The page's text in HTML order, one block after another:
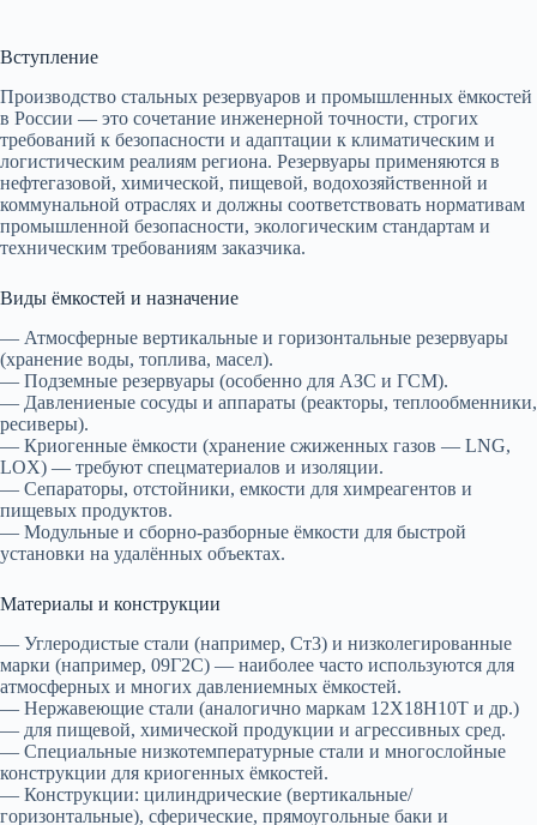
Вступление
Производство стальных резервуаров и промышленных ёмкостей
в России — это сочетание инженерной точности, строгих
требований к безопасности и адаптации к климатическим и
логистическим реалиям региона. Резервуары применяются в
нефтегазовой, химической, пищевой, водохозяйственной и
коммунальной отраслях и должны соответствовать нормативам
промышленной безопасности, экологическим стандартам и
техническим требованиям заказчика.
Виды ёмкостей и назначение
— Атмосферные вертикальные и горизонтальные резервуары
(хранение воды, топлива, масел).
— Подземные резервуары (особенно для АЗС и ГСМ).
— Давлениеные сосуды и аппараты (реакторы, теплообменники,
ресиверы).
— Криогенные ёмкости (хранение сжиженных газов — LNG,
LOX) — требуют спецматериалов и изоляции.
— Сепараторы, отстойники, емкости для химреагентов и
пищевых продуктов.
— Модульные и сборно-разборные ёмкости для быстрой
установки на удалённых объектах.
Материалы и конструкции
— Углеродистые стали (например, Ст3) и низколегированные
марки (например, 09Г2С) — наиболее часто используются для
атмосферных и многих давлениемных ёмкостей.
— Нержавеющие стали (аналогично маркам 12Х18Н10Т и др.)
— для пищевой, химической продукции и агрессивных сред.
— Специальные низкотемпературные стали и многослойные
конструкции для криогенных ёмкостей.
— Конструкции: цилиндрические (вертикальные/
горизонтальные), сферические, прямоугольные баки и